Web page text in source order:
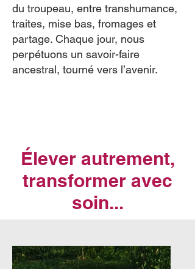
du troupeau, entre transhumance,
traites, mise bas, fromages et
partage. Chaque jour, nous
perpétuons un savoir-faire
ancestral, tourné vers l’avenir.
Élever autrement,
transformer avec
soin...